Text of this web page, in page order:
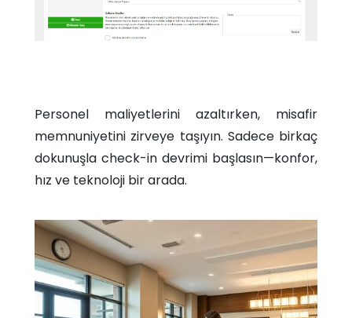
Personel maliyetlerini azaltırken, misafir
memnuniyetini zirveye taşıyın. Sadece birkaç
dokunuşla check-in devrimi başlasın—konfor,
hız ve teknoloji bir arada.